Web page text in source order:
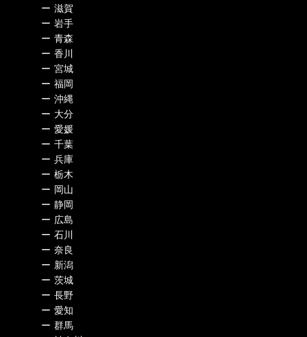
ー 滋賀
ー 岩手
ー 青森
ー 香川
ー 宮城
ー 福岡
ー 沖縄
ー 大分
ー 愛媛
ー 千葉
ー 兵庫
ー 栃木
ー 岡山
ー 静岡
ー 広島
ー 石川
ー 奈良
ー 新潟
ー 茨城
ー 長野
ー 愛知
ー 群馬